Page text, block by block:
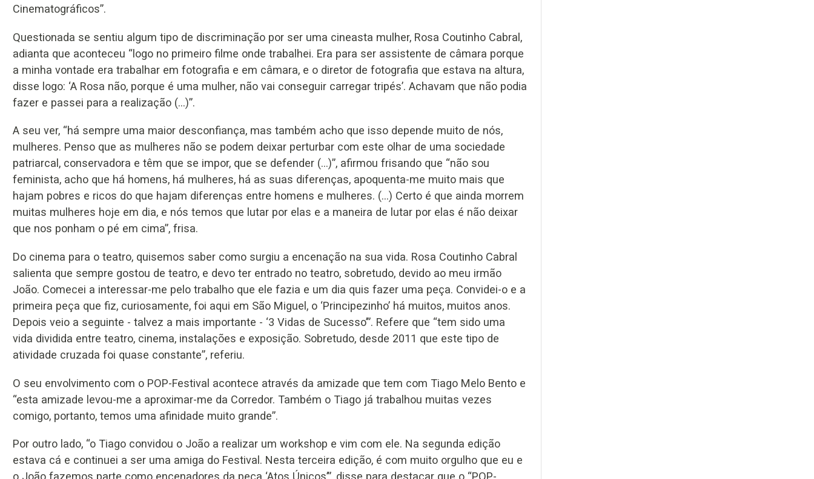
Cinematográficos”.
Questionada se sentiu algum tipo de discriminação por ser uma cineasta mulher, Rosa Coutinho Cabral,
adianta que aconteceu “logo no primeiro filme onde trabalhei. Era para ser assistente de câmara porque
a minha vontade era trabalhar em fotografia e em câmara, e o diretor de fotografia que estava na altura,
disse logo: ‘A Rosa não, porque é uma mulher, não vai conseguir carregar tripés’. Achavam que não podia
fazer e passei para a realização (…)”.
A seu ver, “há sempre uma maior desconfiança, mas também acho que isso depende muito de nós,
mulheres. Penso que as mulheres não se podem deixar perturbar com este olhar de uma sociedade
patriarcal, conservadora e têm que se impor, que se defender (…)”, afirmou frisando que “não sou
feminista, acho que há homens, há mulheres, há as suas diferenças, apoquenta-me muito mais que
hajam pobres e ricos do que hajam diferenças entre homens e mulheres. (…) Certo é que ainda morrem
muitas mulheres hoje em dia, e nós temos que lutar por elas e a maneira de lutar por elas é não deixar
que nos ponham o pé em cima”, frisa.
Do cinema para o teatro, quisemos saber como surgiu a encenação na sua vida. Rosa Coutinho Cabral
salienta que sempre gostou de teatro, e devo ter entrado no teatro, sobretudo, devido ao meu irmão
João. Comecei a interessar-me pelo trabalho que ele fazia e um dia quis fazer uma peça. Convidei-o e a
primeira peça que fiz, curiosamente, foi aqui em São Miguel, o ‘Principezinho’ há muitos, muitos anos.
Depois veio a seguinte - talvez a mais importante - ‘3 Vidas de Sucesso’”. Refere que “tem sido uma
vida dividida entre teatro, cinema, instalações e exposição. Sobretudo, desde 2011 que este tipo de
atividade cruzada foi quase constante”, referiu.
O seu envolvimento com o POP-Festival acontece através da amizade que tem com Tiago Melo Bento e
“esta amizade levou-me a aproximar-me da Corredor. Também o Tiago já trabalhou muitas vezes
comigo, portanto, temos uma afinidade muito grande”.
Por outro lado, “o Tiago convidou o João a realizar um workshop e vim com ele. Na segunda edição
estava cá e continuei a ser uma amiga do Festival. Nesta terceira edição, é com muito orgulho que eu e
o João fazemos parte como encenadores da peça ‘Atos Únicos’”, disse para destacar que o “POP-